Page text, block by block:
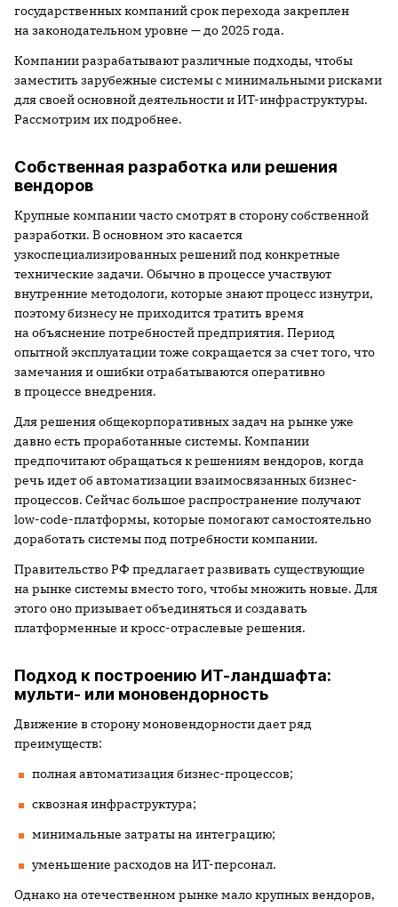
государственных компаний срок перехода закреплен
на законодательном уровне — до 2025 года.
Компании разрабатывают различные подходы, чтобы
заместить зарубежные системы с минимальными рисками
для своей основной деятельности и ИТ-инфраструктуры.
Рассмотрим их подробнее.
Собственная разработка или решения
вендоров
Крупные компании часто смотрят в сторону собственной
разработки. В основном это касается
узкоспециализированных решений под конкретные
технические задачи. Обычно в процессе участвуют
внутренние методологи, которые знают процесс изнутри,
поэтому бизнесу не приходится тратить время
на объяснение потребностей предприятия. Период
опытной эксплуатации тоже сокращается за счет того, что
замечания и ошибки отрабатываются оперативно
в процессе внедрения.
Для решения общекорпоративных задач на рынке уже
давно есть проработанные системы. Компании
предпочитают обращаться к решениям вендоров, когда
речь идет об автоматизации взаимосвязанных бизнес-
процессов. Сейчас большое распространение получают
low-code-платформы, которые помогают самостоятельно
доработать системы под потребности компании.
Правительство РФ предлагает развивать существующие
на рынке системы вместо того, чтобы множить новые. Для
этого оно призывает объединяться и создавать
платформенные и кросс-отраслевые решения.
Подход к построению ИТ-ландшафта:
мульти- или моновендорность
Движение в сторону моновендорности дает ряд
преимуществ:
полная автоматизация бизнес-процессов;
сквозная инфраструктура;
минимальные затраты на интеграцию;
уменьшение расходов на ИТ-персонал.
Однако на отечественном рынке мало крупных вендоров,